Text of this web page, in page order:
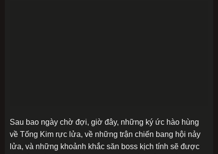
Sau bao ngày chờ đợi, giờ đây, những ký ức hào hùng
về Tống Kim rực lửa, về những trận chiến bang hội nảy
lửa, và những khoảnh khắc săn boss kịch tính sẽ được